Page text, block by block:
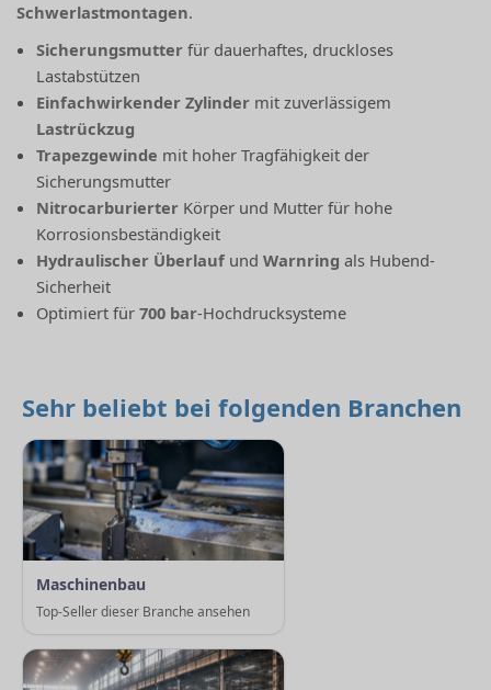
Schwerlastmontagen.
Sicherungsmutter für dauerhaftes, druckloses
Lastabstützen
Einfachwirkender Zylinder mit zuverlässigem
Lastrückzug
Trapezgewinde mit hoher Tragfähigkeit der
Sicherungsmutter
Nitrocarburierter Körper und Mutter für hohe
Korrosionsbeständigkeit
Hydraulischer Überlauf undWarnring als Hubend-
Sicherheit
Optimiert für700 bar-Hochdrucksysteme
Sehr beliebt bei folgenden Branchen
Maschinenbau
Top-Seller dieser Branche ansehen